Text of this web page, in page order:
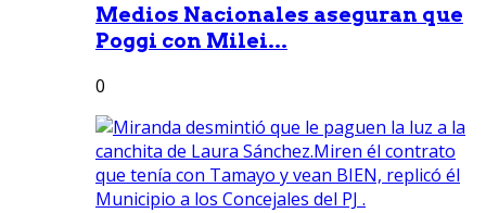
Medios Nacionales aseguran que
Poggi con Milei...
0